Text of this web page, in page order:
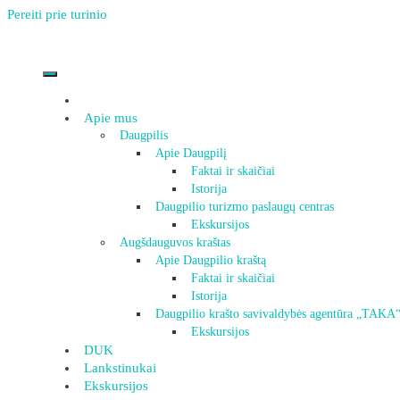
Pereiti prie turinio
Apie mus
Daugpilis
Apie Daugpilį
Faktai ir skaičiai
Istorija
Daugpilio turizmo paslaugų centras
Ekskursijos
Augšdauguvos kraštas
Apie Daugpilio kraštą
Faktai ir skaičiai
Istorija
Daugpilio krašto savivaldybės agentūra „TAKA“
Ekskursijos
DUK
Lankstinukai
Ekskursijos